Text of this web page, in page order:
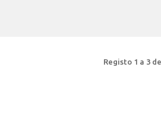
Registo 1 a 3